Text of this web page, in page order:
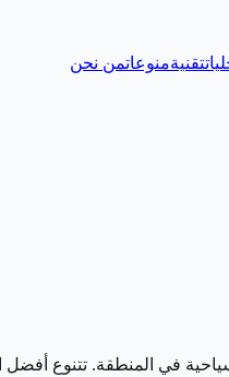
تقنيةمنوعاتمن نحن